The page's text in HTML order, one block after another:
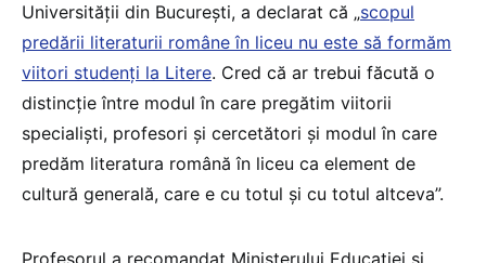
Universității din București, a declarat că „scopul
predării literaturii române în liceu nu este să formăm
viitori studenți la Litere. Cred că ar trebui făcută o
distincție între modul în care pregătim viitorii
specialiști, profesori și cercetători și modul în care
predăm literatura română în liceu ca element de
cultură generală, care e cu totul și cu totul altceva”.